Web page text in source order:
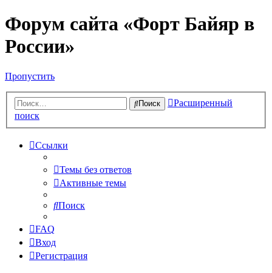
Форум сайта «Форт Байяр в
России»
Пропустить
Поиск
Расширенный
поиск
Ссылки
Темы без ответов
Активные темы
Поиск
FAQ
Вход
Регистрация